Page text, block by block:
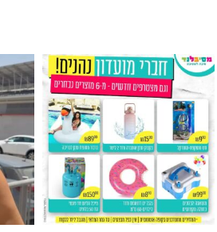
מין העובר רק במסיבלנד !! קיים
כוס נירוסטה ענקית שכול